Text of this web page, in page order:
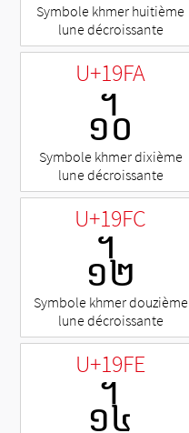
Symbole khmer huitième
lune décroissante
U+19FA
᧺
Symbole khmer dixième
lune décroissante
U+19FC
᧼
Symbole khmer douzième
lune décroissante
U+19FE
᧾